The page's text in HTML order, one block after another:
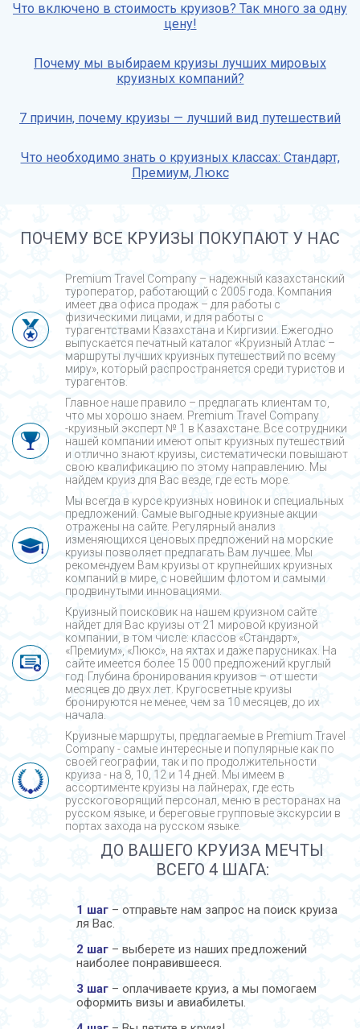
Что включено в стоимость круизов? Так много за одну
цену!
Почему мы выбираем круизы лучших мировых
круизных компаний?
7 причин, почему круизы — лучший вид путешествий
Что необходимо знать о круизных классах: Стандарт,
Премиум, Люкс
ПОЧЕМУ ВСЕ КРУИЗЫ ПОКУПАЮТ У НАС
Premium Travel Company – надежный казахстанский
туроператор, работающий с 2005 года. Компания
имеет два офиса продаж – для работы с
физическими лицами, и для работы с
турагентствами Казахстана и Киргизии. Ежегодно
выпускается печатный каталог «Круизный Атлас –
маршруты лучших круизных путешествий по всему
миру», который распространяется среди туристов и
турагентов.
Главное наше правило – предлагать клиентам то,
что мы хорошо знаем. Premium Travel Company
-круизный эксперт № 1 в Казахстане. Все сотрудники
нашей компании имеют опыт круизных путешествий
и отлично знают круизы, систематически повышают
свою квалификацию по этому направлению. Мы
найдем круиз для Вас везде, где есть море.
Мы всегда в курсе круизных новинок и специальных
предложений. Самые выгодные круизные акции
отражены на сайте. Регулярный анализ
изменяющихся ценовых предложений на морские
круизы позволяет предлагать Вам лучшее. Мы
рекомендуем Вам круизы от крупнейших круизных
компаний в мире, с новейшим флотом и самыми
продвинутыми инновациями.
Круизный поисковик на нашем круизном сайте
найдет для Вас круизы от 21 мировой круизной
компании, в том числе: классов «Стандарт»,
«Премиум», «Люкс», на яхтах и даже парусниках. На
сайте имеется более 15 000 предложений круглый
год. Глубина бронирования круизов – от шести
месяцев до двух лет. Кругосветные круизы
бронируются не менее, чем за 10 месяцев, до их
начала.
Круизные маршруты, предлагаемые в Premium Travel
Company - cамые интересные и популярные как по
своей географии, так и по продолжительности
круиза - на 8, 10, 12 и 14 дней. Мы имеем в
ассортименте круизы на лайнерах, где есть
русскоговорящий персонал, меню в ресторанах на
русском языке, и береговые групповые экскурсии в
портах захода на русском языке.
ДО ВАШЕГО КРУИЗА МЕЧТЫ
ВСЕГО 4 ШАГА:
1 шаг – отправьте нам запрос на поиск круиза
ля Вас.
2 шаг – выберете из наших предложений
наиболее понравившееся.
3 шаг – оплачиваете круиз, а мы помогаем
оформить визы и авиабилеты.